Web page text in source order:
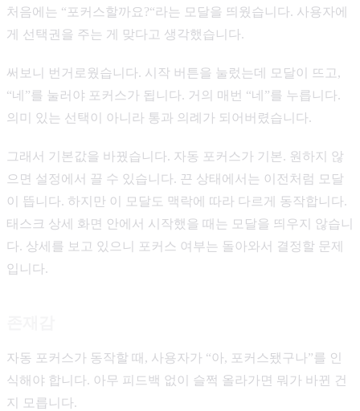
처음에는 “포커스할까요?“라는 모달을 띄웠습니다. 사용자에
게 선택권을 주는 게 맞다고 생각했습니다.
써보니 번거로웠습니다. 시작 버튼을 눌렀는데 모달이 뜨고,
“네”를 눌러야 포커스가 됩니다. 거의 매번 “네”를 누릅니다.
의미 있는 선택이 아니라 통과 의례가 되어버렸습니다.
그래서 기본값을 바꿨습니다. 자동 포커스가 기본. 원하지 않
으면 설정에서 끌 수 있습니다. 끈 상태에서는 이전처럼 모달
이 뜹니다. 하지만 이 모달도 맥락에 따라 다르게 동작합니다.
태스크 상세 화면 안에서 시작했을 때는 모달을 띄우지 않습니
다. 상세를 보고 있으니 포커스 여부는 돌아와서 결정할 문제
입니다.
자동 포커스가 동작할 때, 사용자가 “아, 포커스됐구나”를 인
식해야 합니다. 아무 피드백 없이 슬쩍 올라가면 뭐가 바뀐 건
지 모릅니다.